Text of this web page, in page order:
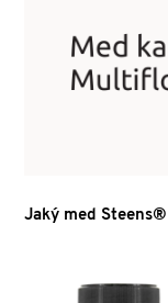
Jaký med